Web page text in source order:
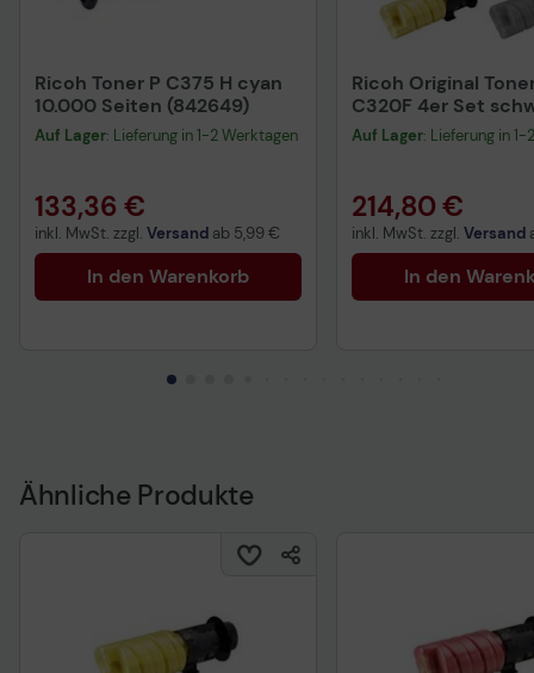
Ricoh Toner P C375 H cyan
10.000 Seiten (842649)
Auf Lager: Lieferung in 1-2 Werktagen
133,36 €
inkl. MwSt. zzgl. Versand ab 5,99 €
In den Warenkorb
Ricoh Original
C320F 4er Set
cyan, magenta,
Auf Lager: Lieferung in
214,80 €
inkl. MwSt. zzgl. Versand
In den
Ähnliche Produkte